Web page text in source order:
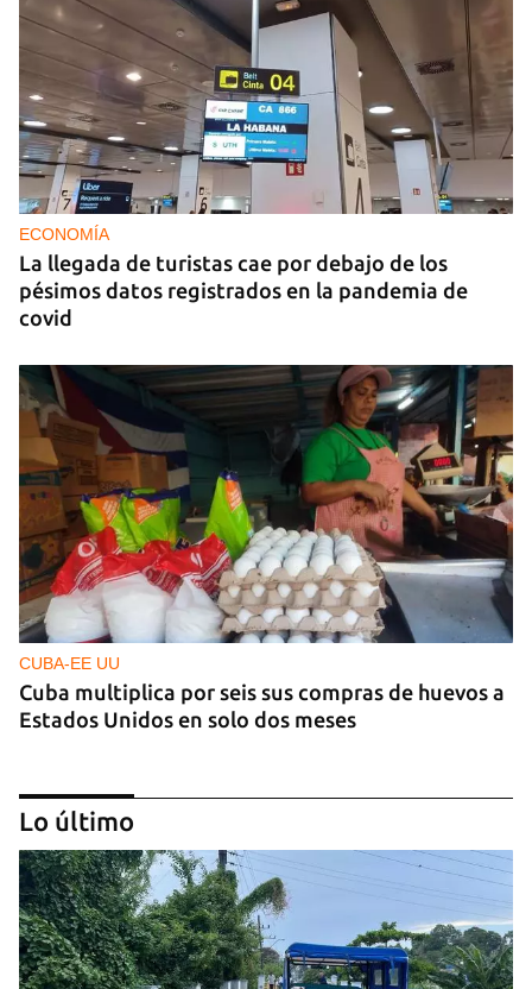
ECONOMÍA
La llegada de turistas cae por debajo de los
pésimos datos registrados en la pandemia de
covid
CUBA-EE UU
Cuba multiplica por seis sus compras de huevos a
Estados Unidos en solo dos meses
Lo último